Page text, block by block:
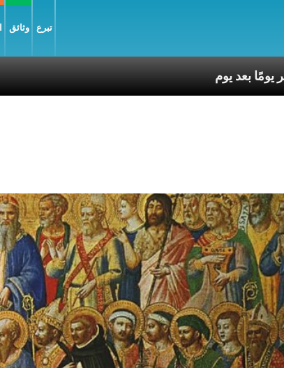
وثائق تبرع